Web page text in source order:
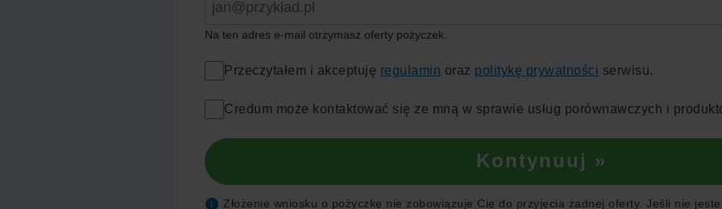
Na ten adres e-mail otrzymasz oferty pożyczek.
Przeczytałem i akceptuję regulamin oraz politykę prywatności serwisu.
Credum może kontaktować się ze mną w sprawie usług porównawczych i
Kontynuuj »
i
Złożenie wniosku o pożyczkę nie zobowiązuje Cię do przyjęcia żadnej oferty. Jeśli nie